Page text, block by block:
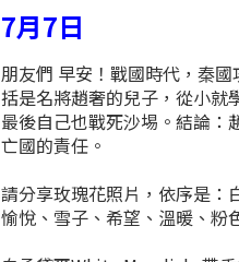
7月7日
朋友們 早安！戰國時代，秦
括是名將趙奢的兒子，從小就
最後自己也戰死沙埸。結論：
亡國的責任。
請分享玫瑰花照片，依序是：
愉悅、雪子、希望、溫暖、粉